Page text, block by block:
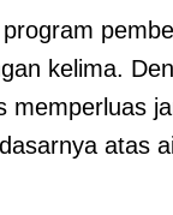
kelima.
atas